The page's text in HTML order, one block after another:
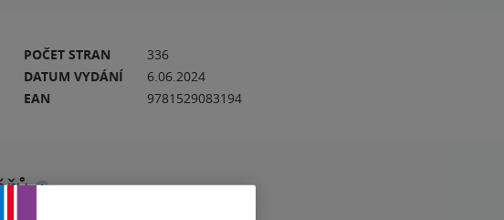
POČET STRAN
336
DATUM VYDÁNÍ
6.06.2024
EAN
9781529083194